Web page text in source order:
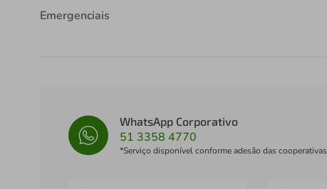
Emergenciais
WhatsApp Corporativo
51 3358 4770
*Serviço disponível conforme adesão das cooperativas